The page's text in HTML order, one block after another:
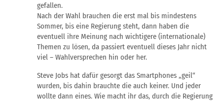
gefallen.
Nach der Wahl brauchen die erst mal bis mindestens
Sommer, bis eine Regierung steht, dann haben die
eventuell ihre Meinung nach wichtigere (internationale)
Themen zu lösen, da passiert eventuell dieses Jahr nicht
viel – Wahlversprechen hin oder her.
Steve Jobs hat dafür gesorgt das Smartphones „geil“
wurden, bis dahin brauchte die auch keiner. Und jeder
wollte dann eines. Wie macht ihr das, durch die Regierung